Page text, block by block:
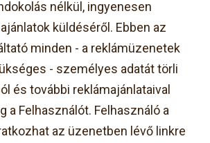
nélkül, ingyenesen
küldéséről. Ebben az
minden - a reklámüzenetek
- személyes adatát törli
és további reklámajánlataival
a Felhasználót. Felhasználó a
az üzenetben lévő linkre